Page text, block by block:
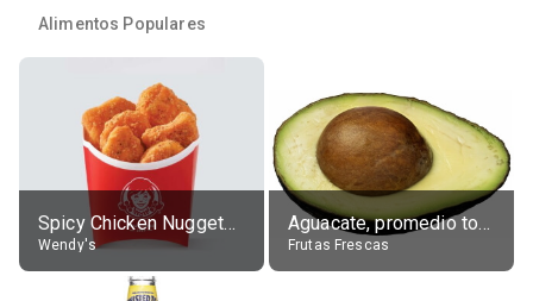
Alimentos Populares
Spicy Chicken Nuggets, without sauce
Wendy's
Aguacate, promedio todos variedades, crudo
Frutas Frescas